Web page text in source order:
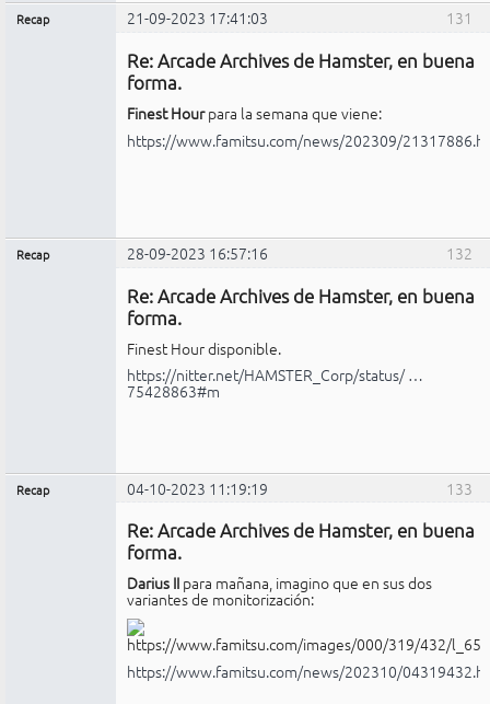
131
Recap 21-09-2023 17:41:03
Re: Arcade Archives de Hamster, en buena
forma.
Finest Hourpara la semana que viene:
https://www.famitsu.com/news/202309/
132
Recap 28-09-2023 16:57:16
Re: Arcade Archives de Hamster, en buena
forma.
Finest Hour disponible.
https://nitter.net/HAMSTER_Corp/status/ …
75428863#m
133
Recap 04-10-2023 11:19:19
Re: Arcade Archives de Hamster, en buena
forma.
Darius II para mañana, imagino que en sus dos
variantes de monitorización:
https://www.famitsu.com/news/202310/